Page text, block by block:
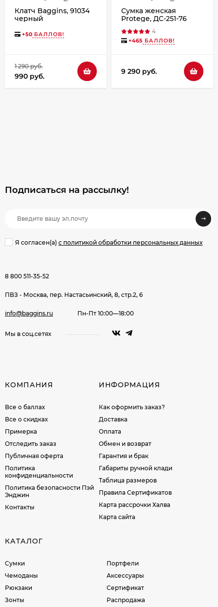
Клатч Baggins, 91034
черный
+50 БАЛЛОВ!
1 290 руб.
990 руб.
Сумка женская
Protege, ДС-251-76
4
+465 БАЛЛОВ!
9 290 руб.
Подписаться на рассылкy!
Я согласен(a) с политикой обработки персональных данных
8 800 511-35-52
ПВЗ - Москва, пер. Настасьинский, 8, стр.2, 6
info@baggins.ru Пн-Пт 10:00—18:00
Мы в соц.сетях
КОМПАНИЯ
Все о баллах
Все о скидках
Примерка
Отследить заказ
Публичная оферта
Политика
конфиденциальности
Политика безопасности Пэй
Энджин
Контакты
ИНФОРМАЦИЯ
Как оформить заказ?
Доставка
Оплата
Обмен и возврат
Гарантия и брак
Габариты ручной клади
Таблица размеров
Правила Сертификатов
Карта рассрочки Халва
Карта сайта
КАТАЛОГ
Сумки
Чемоданы
Рюкзаки
Зонты
Портфели
Аксессуары
Сертификат
Распродажа